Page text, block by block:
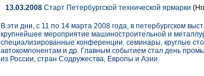
13.03.2008 Старт Петербургской технической ярмарки
В эти дни, с 11 по 14 марта 2008 года, в петербургском
крупнейшее мероприятие машиностроительной и
специализированные конференции, семинары, круглые
автокомпонентам и др. Главным событием стал день
из России, стран Содружества, Европы и Азии.